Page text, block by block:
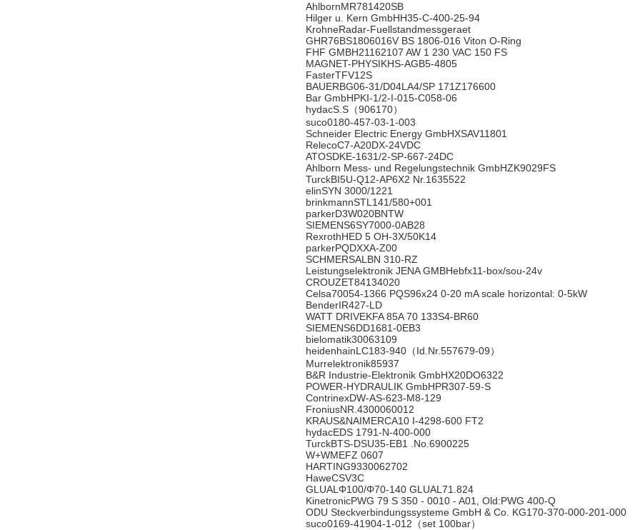
AhlbornMR781420SB
Hilger u. Kern GmbHH35-C-400-25-94
KrohneRadar-Fuellstandmessgeraet
GHR76BS1806016V BS 1806-016 Viton O-Ring
FHF GMBH21162107 AW 1 230 VAC 150 FS
MAGNET-PHYSIKHS-AGB5-4805
FasterTFV12S
BAUERBG06-31/D04LA4/SP 171Z176600
Bar GmbHPKI-1/2-I-015-C058-06
hydacS.S（906170）
suco0180-457-03-1-003
Schneider Electric Energy GmbHXSAV11801
RelecoC7-A20DX-24VDC
ATOSDKE-1631/2-SP-667-24DC
Ahlborn Mess- und Regelungstechnik GmbHZK9029FS
TurckBI5U-Q12-AP6X2 Nr.1635522
elinSYN 3000/1221
brinkmannSTL141/580+001
parkerD3W020BNTW
SIEMENS6SY7000-0AB28
RexrothHED 5 OH-3X/50K14
parkerPQDXXA-Z00
SCHMERSALBN 310-RZ
Leistungselektronik JENA GMBHebfx11-box/sou-24v
CROUZET84134020
Celsa70054-1366 PQS96x24 0-20 mA scale horizontal: 0-5kW
BenderIR427-LD
WATT DRIVEKFA 85A 70 133S4-BR60
SIEMENS6DD1681-0EB3
bielomatik30063109
heidenhainLC183-940（Id.Nr.557679-09）
Murrelektronik85937
B&R Industrie-Elektronik GmbHX20DO6322
POWER-HYDRAULIK GmbHPR307-59-S
ContrinexDW-AS-623-M8-129
FroniusNR.4300060012
KRAUS&NAIMERCA10 I-4298-600 FT2
hydacEDS 1791-N-400-000
TurckBTS-DSU35-EB1 .No.6900225
W+WMEFZ 0607
HARTING9330062702
HaweCSV3C
GLUALΦ100/Φ70-140 GLUAL71.824
KinetronicPWG 79 S 350 - 0010 - A01, Old:PWG 400-Q
ODU Steckverbindungssysteme GmbH & Co. KG170-370-000-201-000
suco0169-41904-1-012（set 100bar）